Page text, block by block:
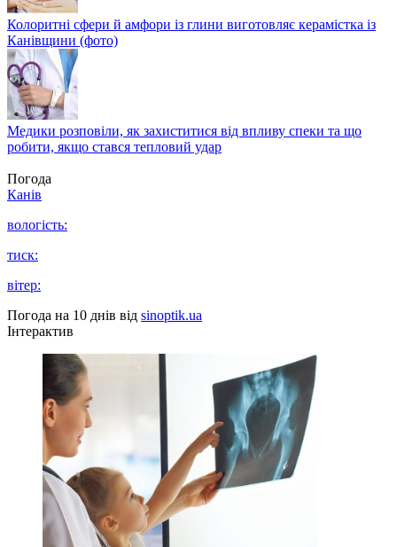
Колоритні сфери й амфори із глини виготовляє керамістка із
Канівщини (фото)
Медики розповіли, як захиститися від впливу спеки та що
робити, якщо стався тепловий удар
Погода
Канів
вологість:
тиск:
вітер:
Погода на 10 днів від sinoptik.ua
Інтерактив